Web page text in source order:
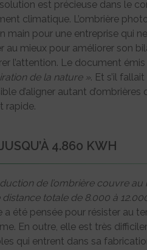
est précieuse dans le
climatique. L’ombrière
main pour une entreprise qui
au mieux pour améliorer son
l’attention. Le document
de la nature ». Et s’il
d’aligner autant
rapide.
4.860 KWH
de l’ombrière couvre
distance totale de 8.000 à
a été pensée pour résister au
En outre, elle est très
qui entrent dans sa